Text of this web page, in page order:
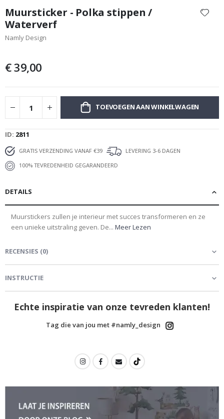
het
begin
van
gallerij
Muursticker - Polka stippen /
Waterverf
Namly Design
€ 39,00
TOEVOEGEN AAN WINKELWAGEN
ID 2811
GRATIS VERZENDING VANAF €39
LEVERING 3-6 DAGEN
100% TEVREDENHEID GEGARANDEERD
DETAILS
Muurstickers zullen je interieur met succes transformeren en ze
een unieke uitstraling geven. De... Meer Lezen
RECENSIES (0)
INSTRUCTIE
Echte inspiratie van onze tevreden klanten!
Tag die van jou met #namly_design